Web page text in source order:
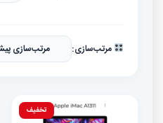
مرتب‌سازی:
تخفیف